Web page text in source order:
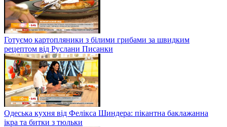
Готуємо картопляники з білими грибами за швидким
рецептом від Руслани Писанки
Одеська кухня від Фелікса Шиндера: пікантна баклажанна
ікра та битки з тюльки